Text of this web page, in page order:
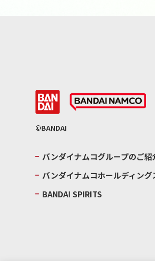
©BANDAI
バンダイナムコグループのご紹
バンダイナムコホールディング
BANDAI SPIRITS